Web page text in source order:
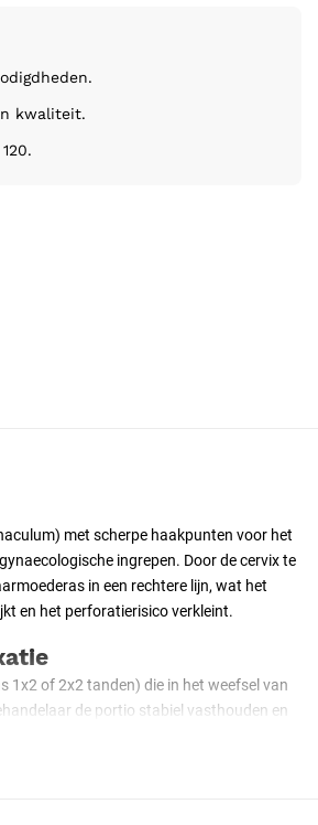
kwaliteit.
met scherpe haakpunten voor het
ingrepen. Door de cervix te
in een rechtere lijn, wat het
en het perforatierisico verkleint.
1x2 of 2x2 tanden) die in het weefsel van
de portio stabiel vasthouden en
de baarmoederas, wat noodzakelijk is